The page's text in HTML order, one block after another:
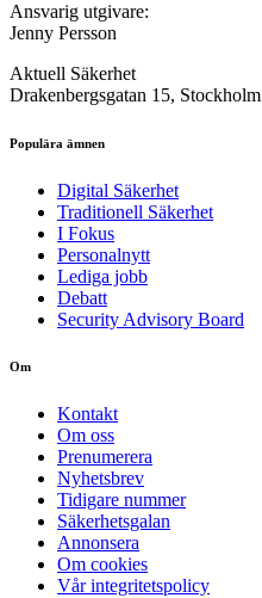
Ansvarig utgivare:
Jenny Persson
Aktuell Säkerhet
Drakenbergsgatan 15, Stockholm
Populära ämnen
Digital Säkerhet
Traditionell Säkerhet
I Fokus
Personalnytt
Lediga jobb
Debatt
Security Advisory Board
Om
Kontakt
Om oss
Prenumerera
Nyhetsbrev
Tidigare nummer
Säkerhetsgalan
Annonsera
Om cookies
Vår integritetspolicy